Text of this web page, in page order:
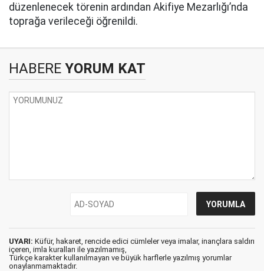
düzenlenecek törenin ardından Akifiye Mezarlığı’nda
toprağa verileceği öğrenildi.
HABERE YORUM KAT
UYARI: Küfür, hakaret, rencide edici cümleler veya imalar, inançlara saldırı
içeren, imla kuralları ile yazılmamış,
Türkçe karakter kullanılmayan ve büyük harflerle yazılmış yorumlar
onaylanmamaktadır.